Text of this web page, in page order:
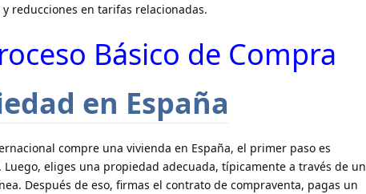
reducciones en tarifas relacionadas.
Básico de Compra
en España
compre una vivienda en España, el primer paso es
eliges una propiedad adecuada, típicamente a través de un
Después de eso, firmas el contrato de compraventa, pagas un